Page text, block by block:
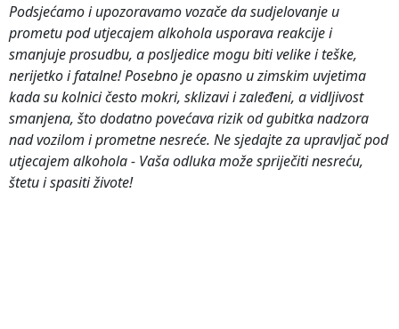
Podsjećamo i upozoravamo vozače da sudjelovanje u
prometu pod utjecajem alkohola usporava reakcije i
smanjuje prosudbu, a posljedice mogu biti velike i teške,
nerijetko i fatalne! Posebno je opasno u zimskim uvjetima
kada su kolnici često mokri, sklizavi i zaleđeni, a vidljivost
smanjena, što dodatno povećava rizik od gubitka nadzora
nad vozilom i prometne nesreće. Ne sjedajte za upravljač pod
utjecajem alkohola - Vaša odluka može spriječiti nesreću,
štetu i spasiti živote!